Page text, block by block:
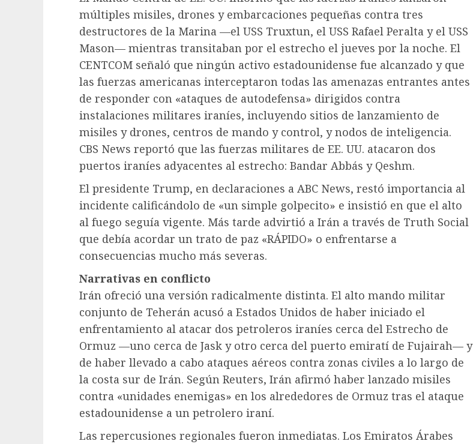
múltiples misiles, drones y embarcaciones pequeñas contra tres
destructores de la Marina —el USS Truxtun, el USS Rafael Peralta y el USS
Mason— mientras transitaban por el estrecho el jueves por la noche. El
CENTCOM señaló que ningún activo estadounidense fue alcanzado y que
las fuerzas americanas interceptaron todas las amenazas entrantes antes
de responder con «ataques de autodefensa» dirigidos contra
instalaciones militares iraníes, incluyendo sitios de lanzamiento de
misiles y drones, centros de mando y control, y nodos de inteligencia.
CBS News reportó que las fuerzas militares de EE. UU. atacaron dos
puertos iraníes adyacentes al estrecho: Bandar Abbás y Qeshm.
El presidente Trump, en declaraciones a ABC News, restó importancia al
incidente calificándolo de «un simple golpecito» e insistió en que el alto
al fuego seguía vigente. Más tarde advirtió a Irán a través de Truth Social
que debía acordar un trato de paz «RÁPIDO» o enfrentarse a
consecuencias mucho más severas.
Narrativas en conflicto
Irán ofreció una versión radicalmente distinta. El alto mando militar
conjunto de Teherán acusó a Estados Unidos de haber iniciado el
enfrentamiento al atacar dos petroleros iraníes cerca del Estrecho de
Ormuz —uno cerca de Jask y otro cerca del puerto emiratí de Fujairah— y
de haber llevado a cabo ataques aéreos contra zonas civiles a lo largo de
la costa sur de Irán. Según Reuters, Irán afirmó haber lanzado misiles
contra «unidades enemigas» en los alrededores de Ormuz tras el ataque
estadounidense a un petrolero iraní.
Las repercusiones regionales fueron inmediatas. Los Emiratos Árabes